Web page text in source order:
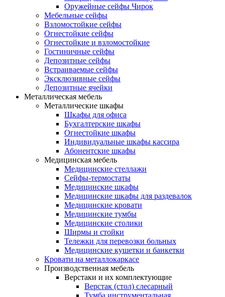
Оружейные сейфы Чирок
Мебельные сейфы
Взломостойкие сейфы
Огнестойкие сейфы
Огнестойкие и взломостойкие
Гостиничные сейфы
Депозитные сейфы
Встраиваемые сейфы
Эксклюзивные сейфы
Депозитные ячейки
Металлическая мебель
Металлические шкафы
Шкафы для офиса
Бухгалтерские шкафы
Огнестойкие шкафы
Индивидуальные шкафы кассира
Абонентские шкафы
Медицинская мебель
Медицинские стеллажи
Сейфы-термостаты
Медицинские шкафы
Медицинские шкафы для раздевалок
Медицинские кровати
Медицинские тумбы
Медицинские столики
Ширмы и стойки
Тележки для перевозки больных
Медицинские кушетки и банкетки
Кровати на металлокаркасе
Производственная мебель
Верстаки и их комплектующие
Верстак (стол) слесарный
Тумба инструментальная